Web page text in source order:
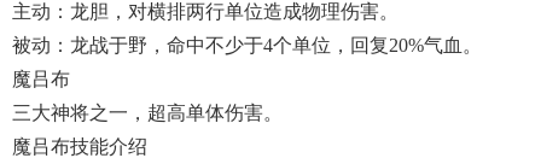
主动：龙胆，对横排两行单位造成物理伤害。
被动：龙战于野，命中不少于4个单位，回复20%气血。
魔吕布
三大神将之一，超高单体伤害。
魔吕布技能介绍